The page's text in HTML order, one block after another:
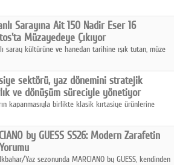
Sarayına Ait 150 Nadir Eser 16
Müzayedeye Çıkıyor
saray kültürüne ve hanedan tarihine ışık tutan, müze
Arthill Müzecilik'in düzenleyeceği özel müzayedede
buluşuyor
sektörü, yaz dönemini stratejik
ve dönüşüm süreciyle yönetiyor
kapanmasıyla birlikte klasik kırtasiye ürünlerine
eğitici aktivite ürünleriyle dinamik bir biçimde
by GUESS SS26: Modern Zarafetin
Yaz sezonunda MARCIANO by GUESS, kendinden